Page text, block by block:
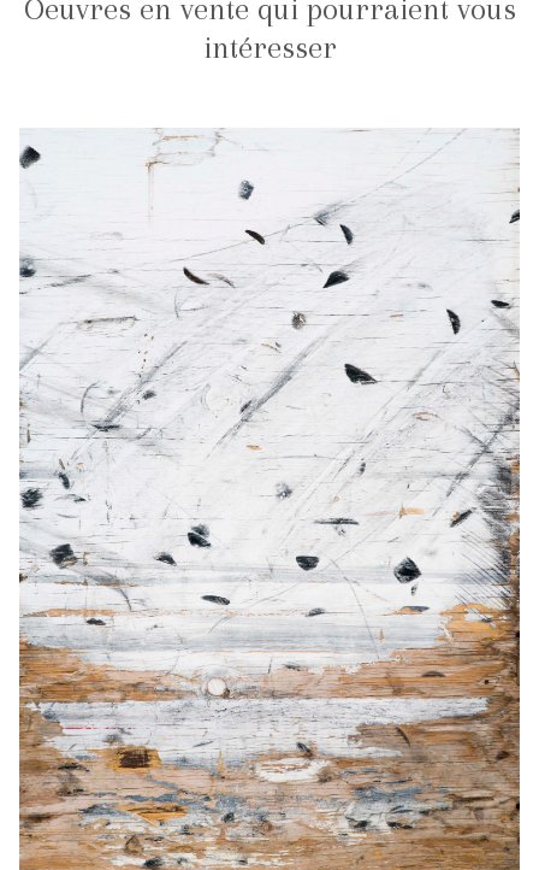
Oeuvres en vente qui pourraient vous
intéresser